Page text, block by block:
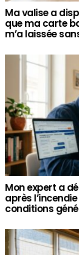
Ma valise a
que ma carte
m’a laissée
Mon expert a
après
conditions